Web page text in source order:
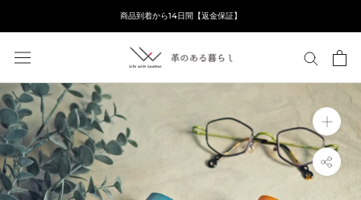
し
て
コ
ン
テ
ン
ツ
商品到着から14日間【返金保証】